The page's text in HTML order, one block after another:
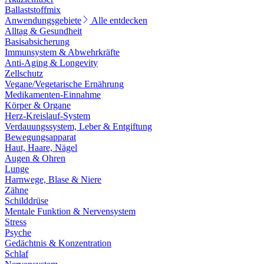
Ballaststoffmix
Anwendungsgebiete
Alle entdecken
Alltag & Gesundheit
Basisabsicherung
Immunsystem & Abwehrkräfte
Anti-Aging & Longevity
Zellschutz
Vegane/Vegetarische Ernährung
Medikamenten-Einnahme
Körper & Organe
Herz-Kreislauf-System
Verdauungssystem, Leber & Entgiftung
Bewegungsapparat
Haut, Haare, Nägel
Augen & Ohren
Lunge
Harnwege, Blase & Niere
Zähne
Schilddrüse
Mentale Funktion & Nervensystem
Stress
Psyche
Gedächtnis & Konzentration
Schlaf